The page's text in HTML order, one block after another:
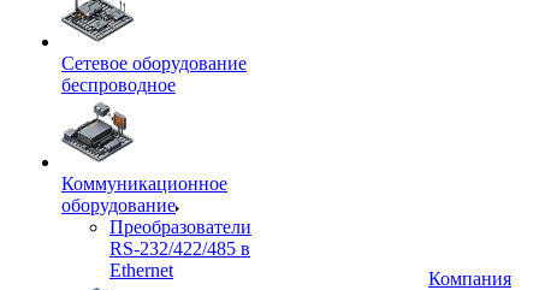
Сетевое оборудование
беспроводное
Коммуникационное
оборудование
Преобразователи
RS-232/422/485 в
Ethernet
Компания